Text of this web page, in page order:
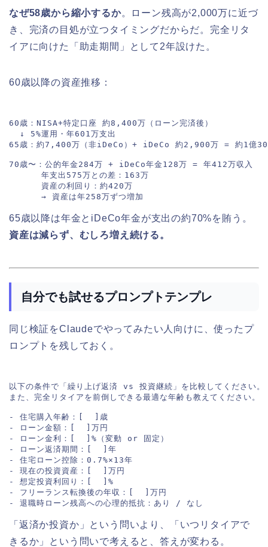
なぜ58歳から縮小するか。ローン残高が2,000万に近づ
き、完済の目処が立つタイミングだからだ。完全リタ
イアに向けた「助走期間」として2年設けた。
60歳以降の資産推移：
60歳：NISA+特定口座 約8,400万（ローン完済後）
  ↓ 5%運用・年601万支出
65歳：約7,400万（非iDeCo）+ iDeCo 約2,900万 = 約1億
70歳〜：公的年金284万 + iDeCo年金128万 = 年412万収入
      年支出575万との差：163万
      資産の利回り：約420万
65歳以降は年金とiDeCo年金が支出の約70%を賄う。
資産は減らず、むしろ増え続ける。
自分でも試せるプロンプトテンプレ
同じ検証をClaudeでやってみたい人向けに、使ったプ
ロンプトを残しておく。
以下の条件で「繰り上げ返済 vs 投資継続」を比較してください。
また、完全リタイアを前倒しできる最適な年齢も教えてください。
- 住宅購入年齢：[  ]歳
- ローン金額：[  ]万円
- ローン金利：[  ]%（変動 or 固定）
- ローン返済期間：[  ]年
- 住宅ローン控除：0.7%×13年
- 現在の投資資産：[  ]万円
- 想定投資利回り：[  ]%
- フリーランス転換後の年収：[  ]万円
「返済か投資か」という問いより、「いつリタイアで
きるか」という問いで考えると、答えが変わる。